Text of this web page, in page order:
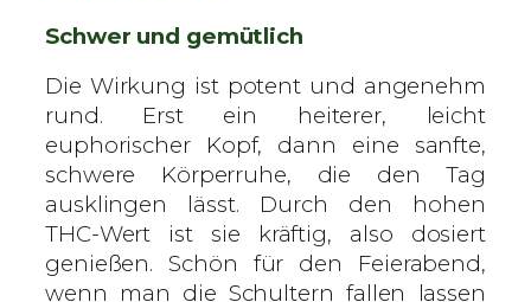
Schwer und gemütlich
Die Wirkung ist potent und angenehm
rund. Erst ein heiterer, leicht
euphorischer Kopf, dann eine sanfte,
schwere Körperruhe, die den Tag
ausklingen lässt. Durch den hohen
THC-Wert ist sie kräftig, also dosiert
genießen. Schön für den Feierabend,
wenn man die Schultern fallen lassen